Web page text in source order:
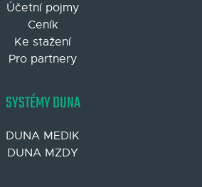
Účetní pojmy
Ceník
Ke stažení
Pro partnery
SYSTÉMY DUNA
DUNA MEDIK
DUNA MZDY